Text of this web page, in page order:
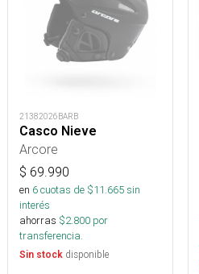
21382026BARB
Casco Nieve
Arcore
$ 69.990
en 6cuotas de $11.665sin
interés
ahorras $2.800 por
transferencia.
Sin stock disponible